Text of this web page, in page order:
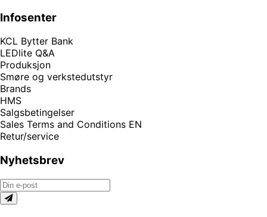
Infosenter
KCL Bytter Bank
LEDlite Q&A
Produksjon
Smøre og verkstedutstyr
Brands
HMS
Salgsbetingelser
Sales Terms and Conditions EN
Retur/service
Nyhetsbrev